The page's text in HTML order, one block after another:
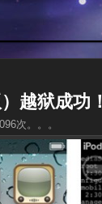
越狱成功！
次。。。